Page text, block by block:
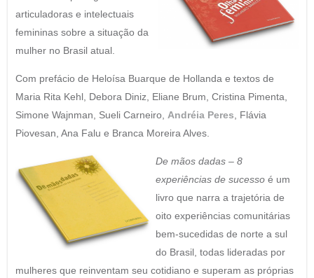
articuladoras e intelectuais
femininas sobre a situação da
mulher no Brasil atual.
Com prefácio de Heloísa Buarque de Hollanda e textos de
Maria Rita Kehl, Debora Diniz, Eliane Brum, Cristina Pimenta,
Simone Wajnman, Sueli Carneiro, Andréia Peres, Flávia
Piovesan, Ana Falu e Branca Moreira Alves.
De mãos dadas – 8
experiências de sucessoé um
livro que narra a trajetória de
oito experiências comunitárias
bem-sucedidas de norte a sul
do Brasil, todas lideradas por
mulheres que reinventam seu cotidiano e superam as próprias